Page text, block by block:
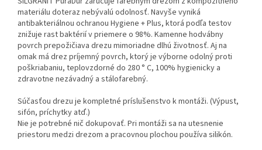
materiálu doteraz nebývalú odolnosť. Navyše vyniká
antibakteriálnou ochranou Hygiene + Plus, ktorá podľa testov
znižuje rast baktérií v priemere o 98%. Kamenne hodvábny
povrch prepožičiava drezu mimoriadne dlhú životnosť. Aj na
omak má drez príjemný povrch, ktorý je výborne odolný proti
poškriabaniu, teplovzdorné do 280 ° C, 100% hygienicky a
zdravotne nezávadný a stálofarebný.
Súčasťou drezu je kompletné príslušenstvo k montáži. (Výpust,
sifón, príchytky atď.)
Nie je potrebné nič dokupovať. Pri montáži sa na utesnenie
priestoru medzi drezom a pracovnou plochou používa silikón.